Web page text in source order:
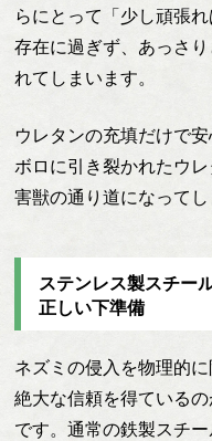
らにとって「少し頑張
存在に過ぎず、あっさ
れてしまいます。
ウレタンの充填だけで
ボロに引き裂かれたウ
害獣の通り道になって
ステンレス製スチー
正しい下準備
ネズミの侵入を物理的
絶大な信頼を得ている
です。通常の鉄製スチ